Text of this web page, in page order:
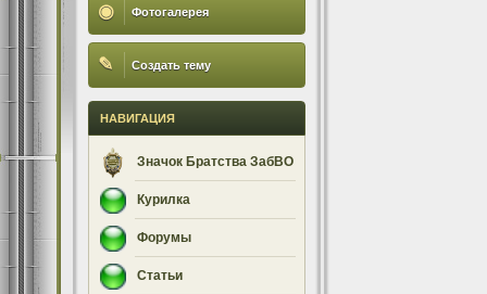
◉ Фотогалерея
✎ Создать тему
НАВИГАЦИЯ
Значок Братства ЗабВО
Курилка
Форумы
Статьи